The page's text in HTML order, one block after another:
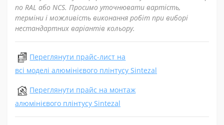
по RAL або NCS. Просимо уточнювати вартість,
терміни і можливість виконання робіт при виборі
нестандартних варіантів кольору.
Переглянути прайс-лист на
всі моделі алюмінієвого плінтусу Sintezal
Переглянути прайс на монтаж
алюмінієвого плінтусу Sintezal